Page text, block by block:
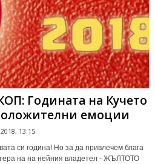
Годината на Кучето
емоции
13:15
си година! Но за да привлечем блага
на на нейния владетел - ЖЪЛТОТО